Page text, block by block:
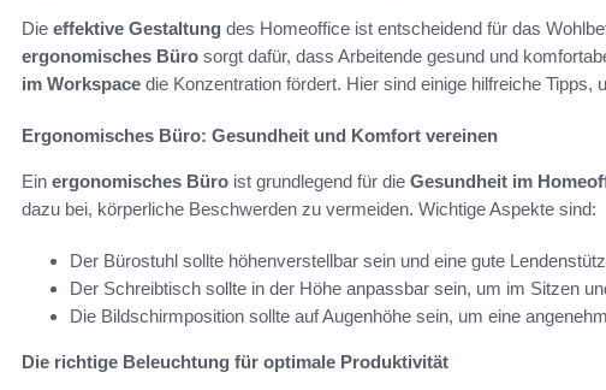
Die effektive Gestaltung des Homeoffice ist entscheidend für das
ergonomisches Büro sorgt dafür, dass Arbeitende gesund und
im Workspace die Konzentration fördert. Hier sind einige hilfreiche Tipps,
Ergonomisches Büro: Gesundheit und Komfort vereinen
Ein ergonomisches Büro ist grundlegend für die Gesundheit im
dazu bei, körperliche Beschwerden zu vermeiden. Wichtige Aspekte sind:
Der Bürostuhl sollte höhenverstellbar sein und eine gute
Der Schreibtisch sollte in der Höhe anpassbar sein, um im Sitzen
Die Bildschirmposition sollte auf Augenhöhe sein, um eine
Die richtige Beleuchtung für optimale Produktivität